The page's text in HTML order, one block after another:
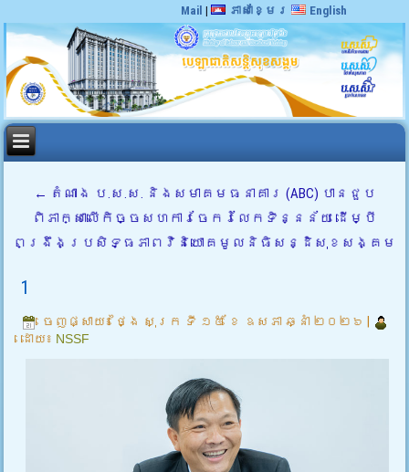
Mail | ភាសាខ្មែរ English
← តំណាង ប.ស.ស. និងសមាគមធនាគារ (ABC) បានជួប
ពិភាក្សាលើកិច្ចសហការចែករំលែកទិន្នន័យ ដើម្បី
ពង្រឹងប្រសិទ្ធភាពវិនិយោគមូលនិធិសន្ដិសុខសង្គម
1
ចេញផ្សាយ៖ ថ្ងៃ សុក្រ ទី ១៥ ខែ ឧសភា ឆ្នាំ ២០២៦
ដោយ៖ NSSF